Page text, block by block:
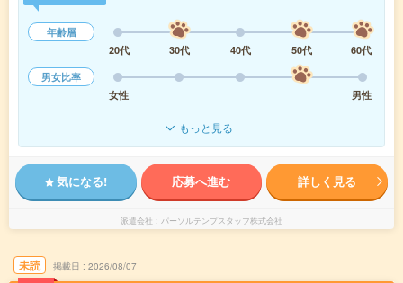
年齢層
20代
30代 40代 50代
60代
男女比率
女性
男性
もっと見る
気になる! 応募へ進む 詳しく見る
派遣会社 パーソルテンプスタッフ株式会社
未読 掲載日 2026/08/07